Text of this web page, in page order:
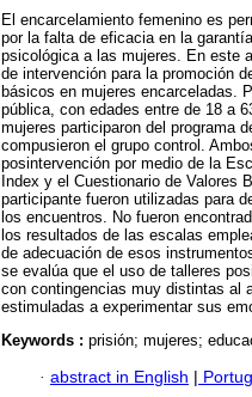
El encarcelamiento femenino es
por la falta de eficacia en la
psicológica a las mujeres. En este
de intervención para la promoción
básicos en mujeres encarceladas.
pública, con edades entre de 18 a
mujeres participaron del programa
compusieron el grupo control.
posintervención por medio de la
Index y el Cuestionario de Valores
participante fueron utilizadas para
los encuentros. No fueron
los resultados de las escalas
de adecuación de esos
se evalúa que el uso de talleres
con contingencias muy distintas al
estimuladas a experimentar sus
Keywords : prisión; mujeres;
· abstract in English |